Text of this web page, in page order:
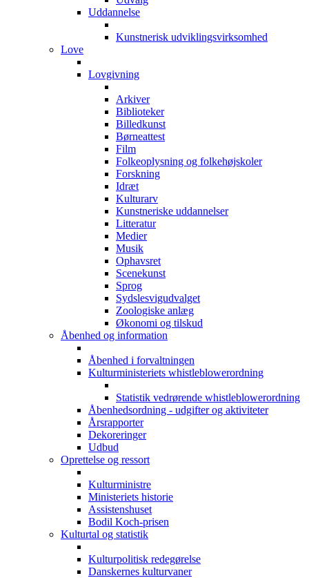
Uddannelse
Kunstnerisk udviklingsvirksomhed
Love
Lovgivning
Arkiver
Biblioteker
Billedkunst
Børneattest
Film
Folkeoplysning og folkehøjskoler
Forskning
Idræt
Kulturarv
Kunstneriske uddannelser
Litteratur
Medier
Musik
Ophavsret
Scenekunst
Sprog
Sydslesvigudvalget
Zoologiske anlæg
Økonomi og tilskud
Åbenhed og information
Åbenhed i forvaltningen
Kulturministeriets whistleblowerordning
Statistik vedrørende whistleblowerordning
Åbenhedsordning - udgifter og aktiviteter
Årsrapporter
Dekoreringer
Udbud
Oprettelse og ressort
Kulturministre
Ministeriets historie
Assistenshuset
Bodil Koch-prisen
Kulturtal og statistik
Kulturpolitisk redegørelse
Danskernes kulturvaner